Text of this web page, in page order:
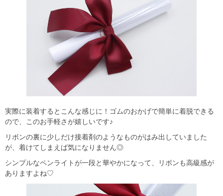
実際に装着するとこんな感じに！ゴムのおかげで簡単に着脱できる
ので、このお手軽さが嬉しいです♪
リボンの裏に少しだけ接着剤のようなものがはみ出していました
が、着けてしまえば気になりません◎
シンプルなペンライトが一段と華やかになって、リボンも高級感が
ありますよね♡